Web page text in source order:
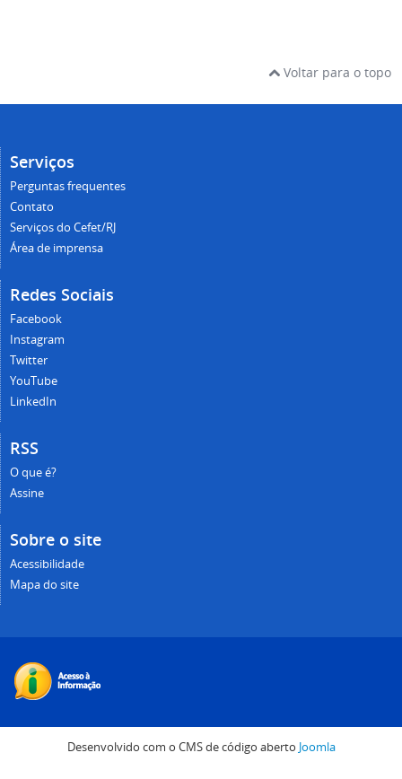
Voltar para o topo
Serviços
Perguntas frequentes
Contato
Serviços do Cefet/RJ
Área de imprensa
Redes Sociais
Facebook
Instagram
Twitter
YouTube
LinkedIn
RSS
O que é?
Assine
Sobre o site
Acessibilidade
Mapa do site
Desenvolvido com o CMS de código aberto Joomla